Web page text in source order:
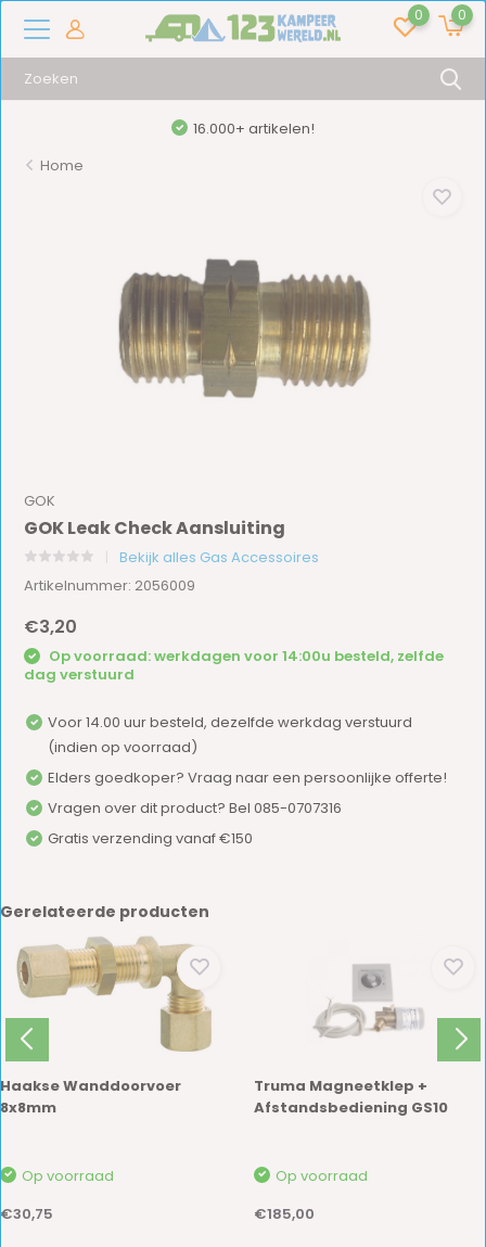
0 0
16.000+ artikelen!
Home
GOK
GOK Leak Check Aansluiting
Bekijk alles Gas Accessoires
Artikelnummer: 2056009
€3,20
Op voorraad: werkdagen voor 14:00u besteld, zelfde
dag verstuurd
Voor 14.00 uur besteld, dezelfde werkdag verstuurd
(indien op voorraad)
Elders goedkoper? Vraag naar een persoonlijke offerte!
Vragen over dit product? Bel 085-0707316
Gratis verzending vanaf €150
Gerelateerde producten
Haakse Wanddoorvoer
8x8mm
Op voorraad
€30,75
Truma Magneetklep +
Afstandsbediening GS10
Op voorraad
€185,00